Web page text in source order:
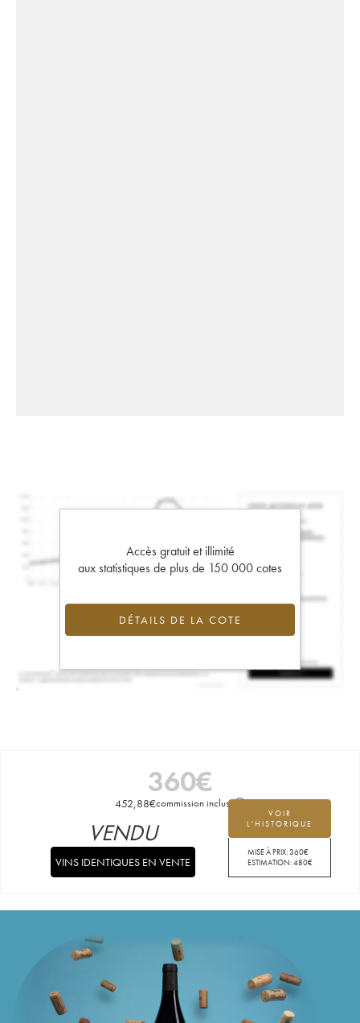
Accès gratuit et illimité
aux statistiques de plus de 150 000 cotes
DÉTAILS DE LA COTE
360€
452,88€commission incluse
VOIR
L'HISTORIQUE
MISE À PRIX:360€
ESTIMATION:480€
VENDU
VINS IDENTIQUES EN VENTE